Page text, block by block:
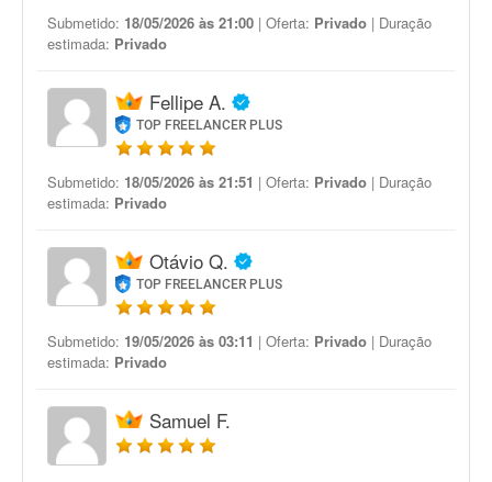
Submetido: 18/05/2026 às 21:00 | Oferta: Privado | Duração
estimada: Privado
Fellipe A.
TOP FREELANCER PLUS
Submetido: 18/05/2026 às 21:51 | Oferta: Privado | Duração
estimada: Privado
Otávio Q.
TOP FREELANCER PLUS
Submetido: 19/05/2026 às 03:11 | Oferta: Privado | Duração
estimada: Privado
Samuel F.